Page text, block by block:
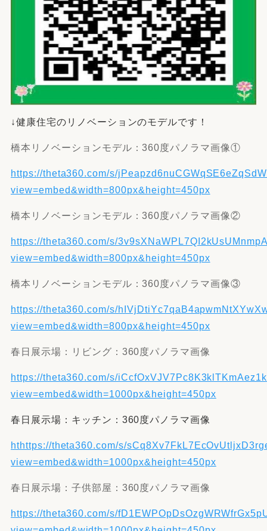
↓健康住宅のリノベーションのモデルです！
橋本リノベーションモデル：360度パノラマ画像①
https://theta360.com/s/
view=embed&width=800px&height=450px
橋本リノベーションモデル：360度パノラマ画像②
https://theta360.com/s/
view=embed&width=800px&height=450px
橋本リノベーションモデル：360度パノラマ画像③
https://theta360.com/s/
view=embed&width=800px&height=450px
春日展示場：リビング：360度パノラマ画像
https://theta360.com/s/
view=embed&width=1000px&height=450px
春日展示場：キッチン：360度パノラマ画像
hthttps://theta360.com/s/
view=embed&width=1000px&height=450px
春日展示場：子供部屋：360度パノラマ画像
https://theta360.com/s/